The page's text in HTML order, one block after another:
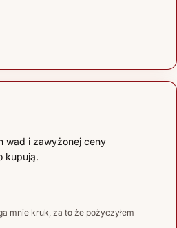
wad i zawyżonej ceny
kupują.
mnie kruk, za to że pożyczyłem